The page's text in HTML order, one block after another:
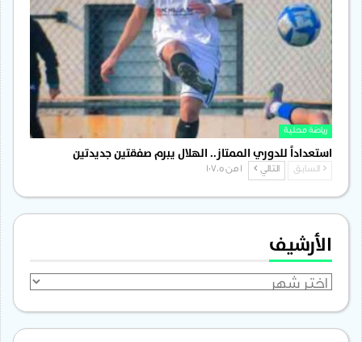
رياضة محلية
استعداداً للدوري الممتاز.. الهلال يبرم صفقتين جديدتين
السابق التالي
الأرشيف
الأرشيف